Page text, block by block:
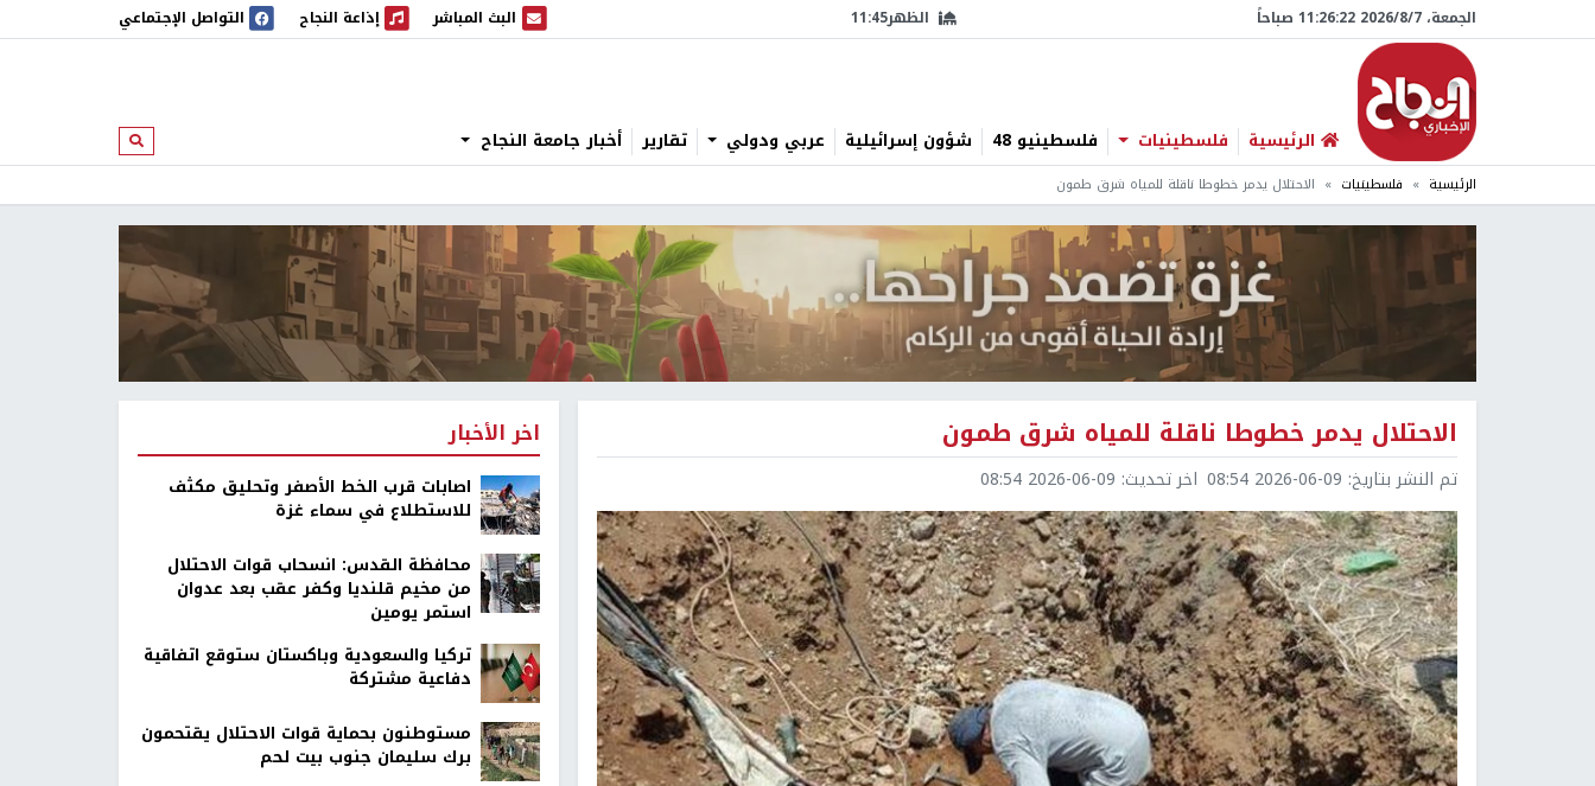
الجمعة، 7/‏8/‏2026 11:26:23 صباحاً الظهر11:45 البث المباشر
البث المباشر إذاعة النجاح
إذاعة النجاح التواصل الإجتماعي
الرئيسية فلسطينيات فلسطينيو 48 شؤون إسرائيلية عربي ودولي تقارير أخبار جامعة النجاح ابحث
الرئيسية فلسطينيات الاحتلال يدمر خطوطا ناقلة للمياه شرق طمون
الاحتلال يدمر خطوطا ناقلة للمياه شرق طمون
تم النشر بتاريخ: 2026-06-09 08:54 اخر تحديث: 2026-06-09 08:54
اخر الأخبار
اصابات قرب الخط الأصفر وتحليق مكثف
للاستطلاع في سماء غزة
محافظة القدس: انسحاب قوات الاحتلال
من مخيم قلنديا وكفر عقب بعد عدوان
استمر يومين
تركيا والسعودية وباكستان ستوقع اتفاقية
دفاعية مشتركة
مستوطنون بحماية قوات الاحتلال يقتحمون
برك سليمان جنوب بيت لحم